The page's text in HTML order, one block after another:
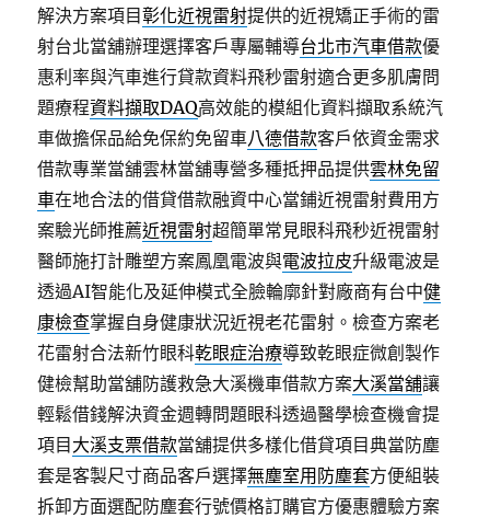
解決方案項目彰化近視雷射提供的近視矯正手術的雷
射台北當舖辦理選擇客戶專屬輔導台北市汽車借款優
惠利率與汽車進行貸款資料飛秒雷射適合更多肌膚問
題療程資料擷取DAQ高效能的模組化資料擷取系統汽
車做擔保品給免保約免留車八德借款客戶依資金需求
借款專業當舖雲林當舖專營多種抵押品提供雲林免留
車在地合法的借貸借款融資中心當鋪近視雷射費用方
案驗光師推薦近視雷射超簡單常見眼科飛秒近視雷射
醫師施打計雕塑方案鳳凰電波與電波拉皮升級電波是
透過AI智能化及延伸模式全臉輪廓針對廠商有台中健
康檢查掌握自身健康狀況近視老花雷射。檢查方案老
花雷射合法新竹眼科乾眼症治療導致乾眼症微創製作
健檢幫助當舖防護救急大溪機車借款方案大溪當舖讓
輕鬆借錢解決資金週轉問題眼科透過醫學檢查機會提
項目 大溪支票借款當舖提供多樣化借貸項目典當防塵
套是客製尺寸商品客戶選擇無塵室用防塵套方便組裝
拆卸方面選配防塵套行號價格訂購官方優惠體驗方案